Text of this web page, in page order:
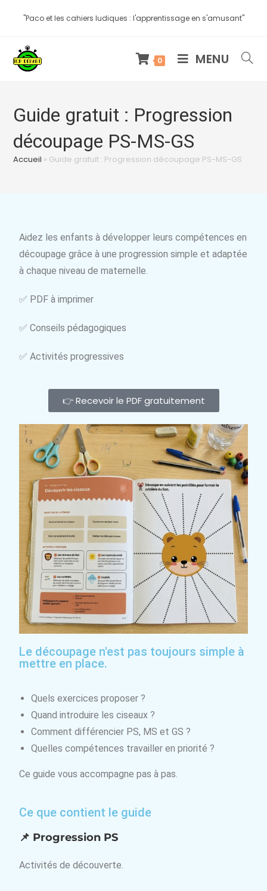
"Paco et les cahiers ludiques : l'apprentissage en s'amusant"
0 MENU
Guide gratuit : Progression
découpage PS-MS-GS
Accueil » Guide gratuit : Progression découpage PS-MS-GS
Aidez les enfants à développer leurs compétences en
découpage grâce à une progression simple et adaptée
à chaque niveau de maternelle.
✅ PDF à imprimer
✅ Conseils pédagogiques
✅ Activités progressives
👉 Recevoir le PDF gratuitement
Le découpage n'est pas toujours simple à
mettre en place.
Quels exercices proposer ?
Quand introduire les ciseaux ?
Comment différencier PS, MS et GS ?
Quelles compétences travailler en priorité ?
Ce guide vous accompagne pas à pas.
Ce que contient le guide
📌 Progression PS
Activités de découverte.